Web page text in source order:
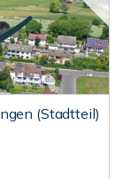
(Stadtteil)